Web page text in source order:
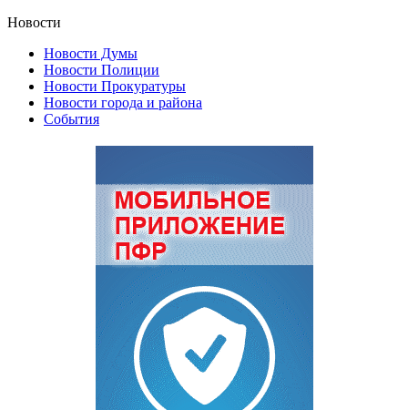
Новости
Новости Думы
Новости Полиции
Новости Прокуратуры
Новости города и района
События